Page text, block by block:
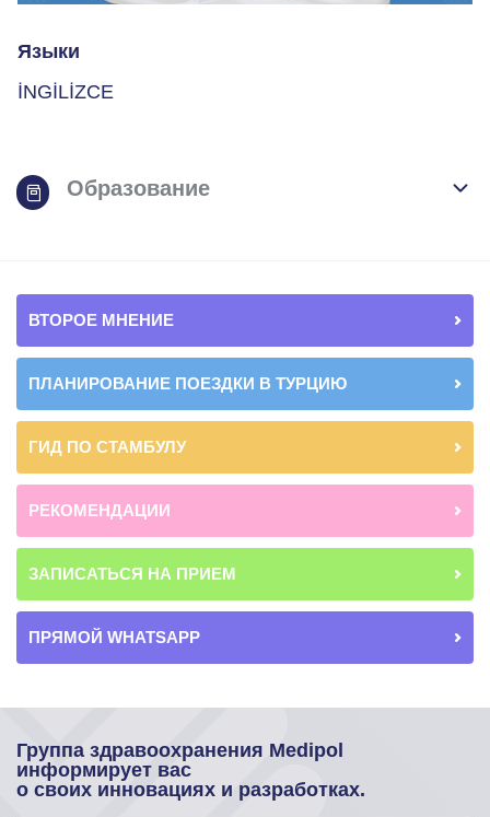
Языки
İNGİLİZCE
Образование
ВТОРОЕ МНЕНИЕ
ПЛАНИРОВАНИЕ ПОЕЗДКИ В ТУРЦИЮ
ГИД ПО СТАМБУЛУ
РЕКОМЕНДАЦИИ
ЗАПИСАТЬСЯ НА ПРИЕМ
ПРЯМОЙ WHATSAPP
Группа здравоохранения Medipol
информирует вас
о своих инновациях и разработках.